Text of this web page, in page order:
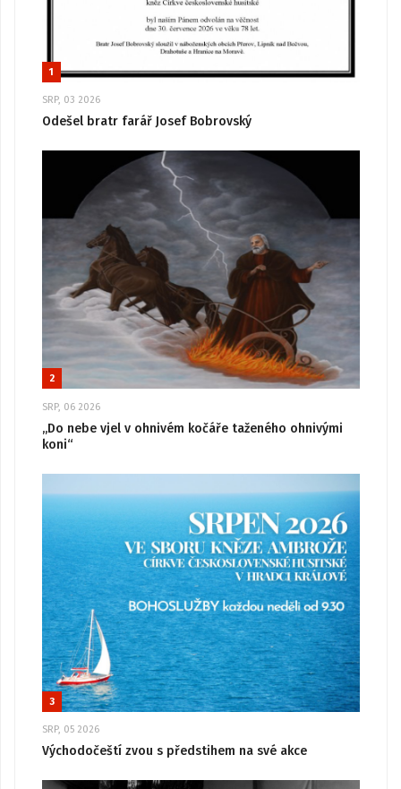
1
SRP, 03 2026
Odešel bratr farář Josef Bobrovský
2
SRP, 06 2026
„Do nebe vjel v ohnivém kočáře taženého ohnivými
koni“
3
SRP, 05 2026
Východočeští zvou s předstihem na své akce